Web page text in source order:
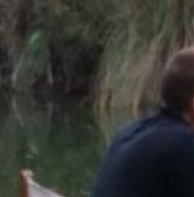
Sempre activades
cookies pròpies per recopilar
de millorar els nostres serveis.
suposa l'acceptació de la instal·lació
així ho desitja, impedir que siguin
encara que haurà de tenir en
podrà ocasionar dificultats de
web.